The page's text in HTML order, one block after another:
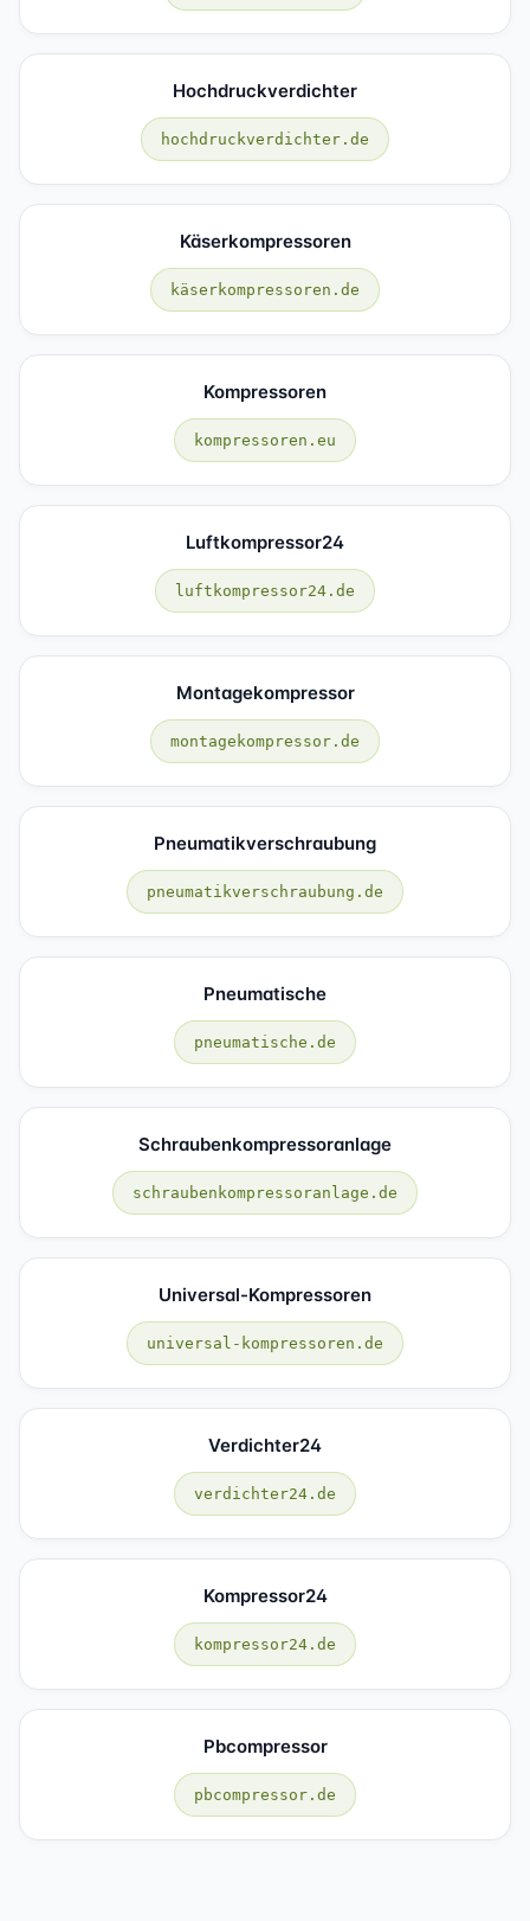
Hochdruckverdichter
hochdruckverdichter.de
Käserkompressoren
käserkompressoren.de
Kompressoren
kompressoren.eu
Luftkompressor24
luftkompressor24.de
Montagekompressor
montagekompressor.de
Pneumatikverschraubung
pneumatikverschraubung.de
Pneumatische
pneumatische.de
Schraubenkompressoranlage
schraubenkompressoranlage.de
Universal-Kompressoren
universal-kompressoren.de
Verdichter24
verdichter24.de
Kompressor24
kompressor24.de
Pbcompressor
pbcompressor.de